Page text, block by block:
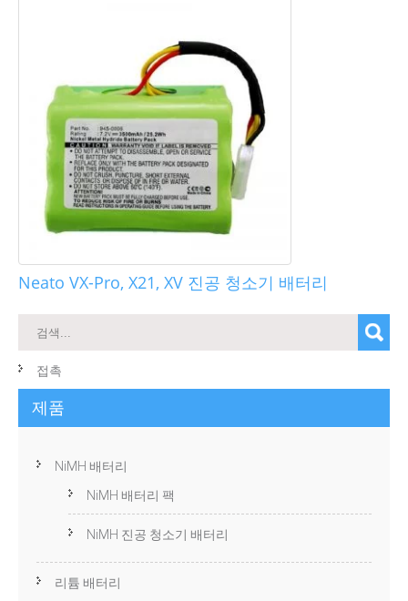
Neato VX-Pro, X21, XV 진공 청소기 배터리
접촉
제품
NiMH 배터리
NiMH 배터리 팩
NiMH 진공 청소기 배터리
리튬 배터리